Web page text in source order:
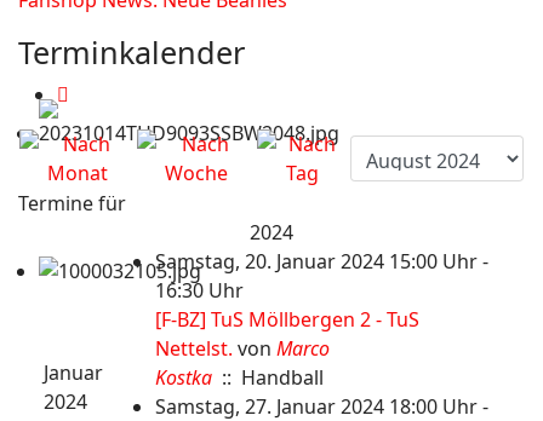
Terminkalender
Termine für
2024
Januar
2024
Samstag, 20. Januar 2024 15:00 Uhr -
16:30 Uhr
[F-BZ] TuS Möllbergen 2 - TuS
Nettelst. von Marco
Kostka :: Handball
Samstag, 27. Januar 2024 18:00 Uhr -